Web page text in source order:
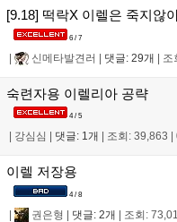
[9.18] 떡락X 이렐은 죽지않
6 / 7
| 신메타발견러 | 댓글: 29개 | 조
숙련자용 이렐리아 공략
4 / 5
강심심 댓글: 1개 조회: 39,863
이렐 저장용
4 / 8
| 권은형 | 댓글: 2개 | 조회: